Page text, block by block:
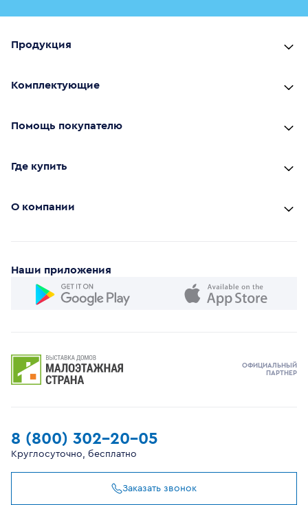
Продукция
Комплектующие
Помощь покупателю
Где купить
О компании
Наши приложения
8 (800) 302-20-05
Круглосуточно, бесплатно
Заказать звонок
ОФИЦИАЛЬНЫЙ
ПАРТНЕР